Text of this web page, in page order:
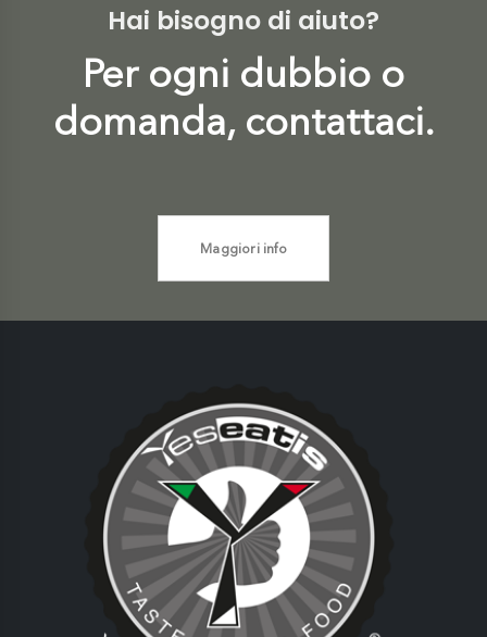
Hai bisogno di aiuto?
Per ogni dubbio o
domanda, contattaci.
Maggiori info